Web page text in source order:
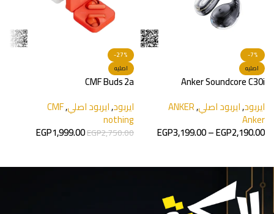
-7%
اصليه
Anker Soundcore C30i
ايربود,ايربود اصلي,
ANKER
Anker
EGP2,190.00
–
EGP3,199.00
-27%
اصليه
CMF Buds 2a
ايربود,ايربود اصلي,
CMF
nothing
EGP2,750.00
EGP1,999.00